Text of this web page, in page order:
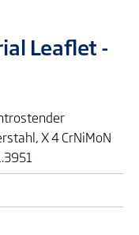
Leaflet -
X 4 CrNiMoN